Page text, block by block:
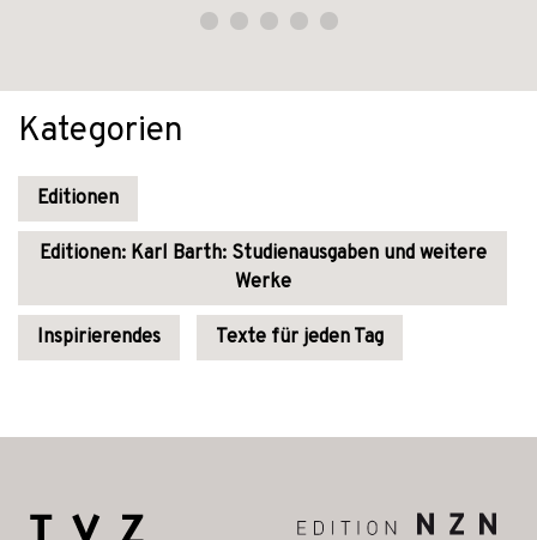
Kategorien
Editionen
Editionen: Karl Barth: Studienausgaben und weitere
Werke
Inspirierendes Texte für jeden Tag